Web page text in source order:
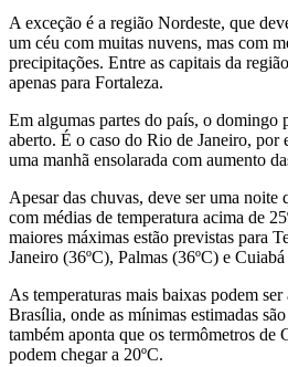
A exceção é a região Nordeste, que
um céu com muitas nuvens, mas com
precipitações. Entre as capitais da
apenas para Fortaleza.
Em algumas partes do país, o domingo
aberto. É o caso do Rio de Janeiro, por
uma manhã ensolarada com aumento
Apesar das chuvas, deve ser uma noite
com médias de temperatura acima de
maiores máximas estão previstas para
Janeiro (36ºC), Palmas (36ºC) e Cuiabá
As temperaturas mais baixas podem
Brasília, onde as mínimas estimadas
também aponta que os termômetros
podem chegar a 20ºC.